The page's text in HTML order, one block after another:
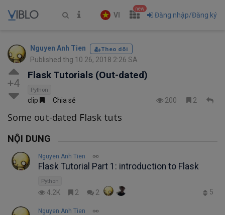
VI
new
Đăng nhập/Đăng ký
Nguyen Anh Tien Theo dõi
Published thg 10 26, 2018 2:26 SA
+4
Flask Tutorials (Out-dated)
Python
clip Chia sẻ 200 2
Some out-dated Flask tuts
NỘI DUNG
Nguyen Anh Tien
Flask Tutorial Part 1: introduction to Flask
Python
4.2K 2 2 5
Nguyen Anh Tien